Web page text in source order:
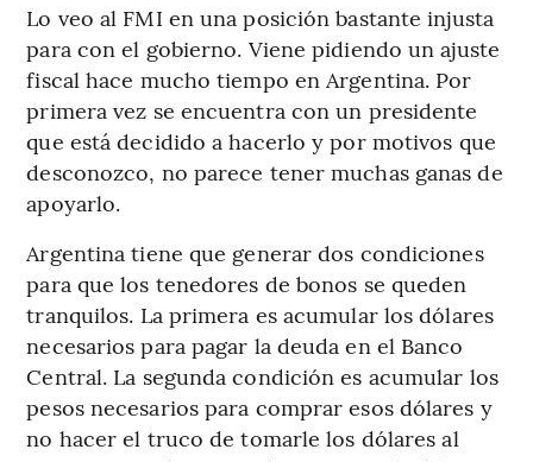
Lo veo al FMI en una posición bastante injusta
para con el gobierno. Viene pidiendo un ajuste
fiscal hace mucho tiempo en Argentina. Por
primera vez se encuentra con un presidente
que está decidido a hacerlo y por motivos que
desconozco, no parece tener muchas ganas de
apoyarlo.
Argentina tiene que generar dos condiciones
para que los tenedores de bonos se queden
tranquilos. La primera es acumular los dólares
necesarios para pagar la deuda en el Banco
Central. La segunda condición es acumular los
pesos necesarios para comprar esos dólares y
no hacer el truco de tomarle los dólares al